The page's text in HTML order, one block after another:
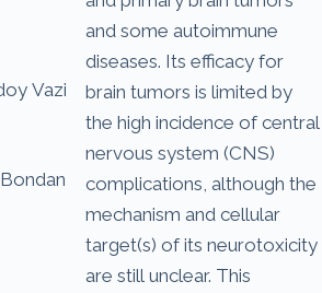
Vazi
and some autoimmune
diseases. Its efficacy for
brain tumors is limited by
the high incidence of central
nervous system (CNS)
complications, although the
mechanism and cellular
target(s) of its neurotoxicity
are still unclear. This